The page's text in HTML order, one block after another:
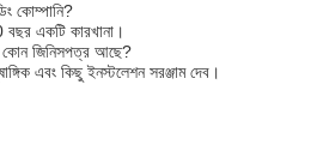
কোম্পানি?
একটি কারখানা।
কোন জিনিসপত্র আছে?
এবং কিছু ইনস্টলেশন সরঞ্জাম দেব।